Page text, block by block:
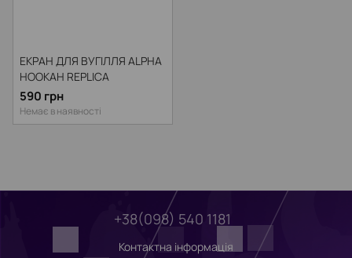
ЕКРАН ДЛЯ ВУГІЛЛЯ ALPHA
HOOKAH REPLICA
590 грн
Немає в наявності
+38(098) 540 1181
Контактна інформація